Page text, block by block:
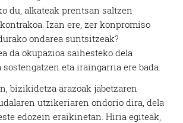
du, alkateak prentsan saltzen
Izan ere, zer konpromiso
ondarea suntsitzeak?
da okupazioa saihesteko dela
eta iraingarria ere bada.
bizikidetza arazoak jabetzaren
utzikeriaren ondorio dira, dela
edozein eraikinetan. Hiria egiteak,